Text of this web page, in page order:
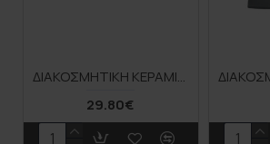
ΔΙΑΚΟΣΜΗΤΙΚΗ ΚΕΡΑΜΙΚΗ ΠΙΑΤΕΛΑ ΑΝOIXTO ΓΚΡΙ ΟΡΘΟΓΩΝΙΟ - 44.5x21.5x8.5cm 12/KIB
29.80€